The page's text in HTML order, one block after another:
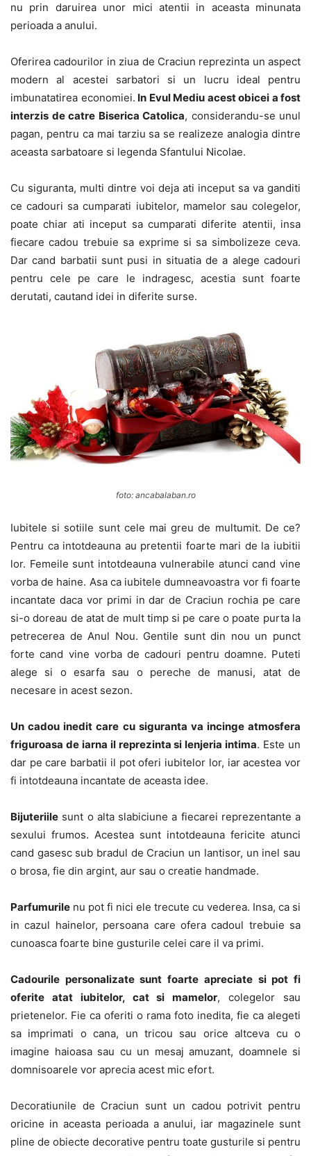
nu prin daruirea unor mici atentii in aceasta minunata
perioada a anului.
Oferirea cadourilor in ziua de Craciun reprezinta un aspect
modern al acestei sarbatori si un lucru ideal pentru
imbunatatirea economiei. In Evul Mediu acest obicei a fost
interzis de catre Biserica Catolica, considerandu-se unul
pagan, pentru ca mai tarziu sa se realizeze analogia dintre
aceasta sarbatoare si legenda Sfantului Nicolae.
Cu siguranta, multi dintre voi deja ati inceput sa va ganditi
ce cadouri sa cumparati iubitelor, mamelor sau colegelor,
poate chiar ati inceput sa cumparati diferite atentii, insa
fiecare cadou trebuie sa exprime si sa simbolizeze ceva.
Dar cand barbatii sunt pusi in situatia de a alege cadouri
pentru cele pe care le indragesc, acestia sunt foarte
derutati, cautand idei in diferite surse.
foto: ancabalaban.ro
Iubitele si sotiile sunt cele mai greu de multumit. De ce?
Pentru ca intotdeauna au pretentii foarte mari de la iubitii
lor. Femeile sunt intotdeauna vulnerabile atunci cand vine
vorba de haine. Asa ca iubitele dumneavoastra vor fi foarte
incantate daca vor primi in dar de Craciun rochia pe care
si-o doreau de atat de mult timp si pe care o poate purta la
petrecerea de Anul Nou. Gentile sunt din nou un punct
forte cand vine vorba de cadouri pentru doamne. Puteti
alege si o esarfa sau o pereche de manusi, atat de
necesare in acest sezon.
Un cadou inedit care cu siguranta va incinge atmosfera
friguroasa de iarna il reprezinta si lenjeria intima. Este un
dar pe care barbatii il pot oferi iubitelor lor, iar acestea vor
fi intotdeauna incantate de aceasta idee.
Bijuteriile sunt o alta slabiciune a fiecarei reprezentante a
sexului frumos. Acestea sunt intotdeauna fericite atunci
cand gasesc sub bradul de Craciun un lantisor, un inel sau
o brosa, fie din argint, aur sau o creatie handmade.
Parfumurile nu pot fi nici ele trecute cu vederea. Insa, ca si
in cazul hainelor, persoana care ofera cadoul trebuie sa
cunoasca foarte bine gusturile celei care il va primi.
Cadourile personalizate sunt foarte apreciate si pot fi
oferite atat iubitelor, cat si mamelor, colegelor sau
prietenelor. Fie ca oferiti o rama foto inedita, fie ca alegeti
sa imprimati o cana, un tricou sau orice altceva cu o
imagine haioasa sau cu un mesaj amuzant, doamnele si
domnisoarele vor aprecia acest mic efort.
Decoratiunile de Craciun sunt un cadou potrivit pentru
oricine in aceasta perioada a anului, iar magazinele sunt
pline de obiecte decorative pentru toate gusturile si pentru